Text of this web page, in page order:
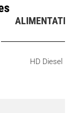
ALIMENTATION
HD Diesel